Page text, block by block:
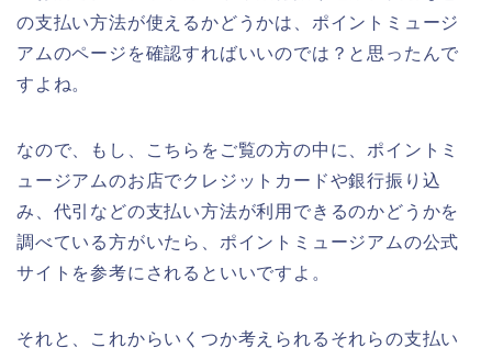
の支払い方法が使えるかどうかは、ポイントミュージ
アムのページを確認すればいいのでは？と思ったんで
すよね。
なので、もし、こちらをご覧の方の中に、ポイントミ
ュージアムのお店でクレジットカードや銀行振り込
み、代引などの支払い方法が利用できるのかどうかを
調べている方がいたら、ポイントミュージアムの公式
サイトを参考にされるといいですよ。
それと、これからいくつか考えられるそれらの支払い